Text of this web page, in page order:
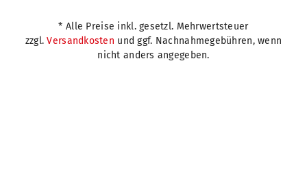
* Alle Preise inkl. gesetzl. Mehrwertsteuer
zzgl.Versandkosten und ggf. Nachnahmegebühren, wenn
nicht anders angegeben.